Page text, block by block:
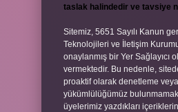
taslak halindedir ve tavsiye
Sitemiz, 5651 Sayılı Kanun
Teknolojileri ve İletişim
onaylanmış bir Yer Sağlayıcı
vermektedir. Bu nedenle,
proaktif olarak denetleme
yükümlülüğümüz
üyelerimiz yazdıkları